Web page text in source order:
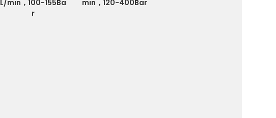
L/min，100-155Ba
r
min，120-400Bar